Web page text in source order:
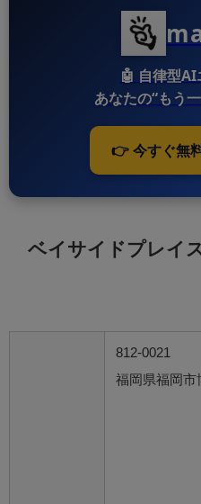
🤖 自律型AI
あなたの“もう
👉 今すぐ無
ベイサイドプレイ
812-0021
福岡県福岡市